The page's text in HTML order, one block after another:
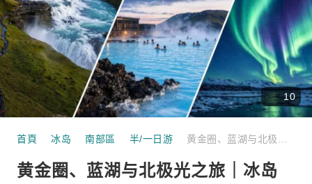
10
首頁 冰岛 南部區 半/一日游
黄金圈、蓝湖与北极光之旅｜冰岛